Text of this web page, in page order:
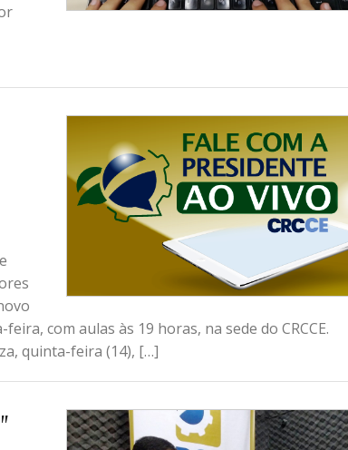
com aulas às 19 horas, na sede do CRCCE.
quinta-feira (14), […]